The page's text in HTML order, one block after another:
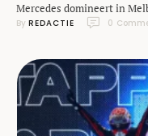
Mercedes domineert in
het veld en de nieuwe F1-
By REDACTIE 0